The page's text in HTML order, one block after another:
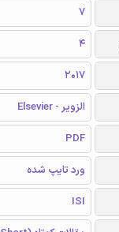
7
4
2017
الزویر - Elsevier
PDF
ورد تایپ شده
ISI